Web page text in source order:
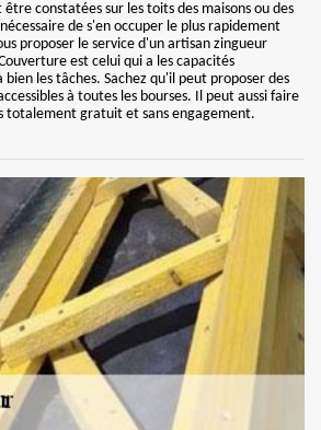
constatées sur les toits des maisons ou des
de s'en occuper le plus rapidement
proposer le service d'un artisan zingueur
est celui qui a les capacités
bien les tâches. Sachez qu'il peut proposer des
à toutes les bourses. Il peut aussi faire
totalement gratuit et sans engagement.